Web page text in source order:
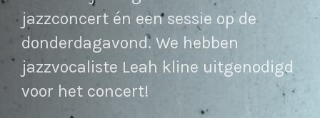
jazzconcert én een sessie op de
donderdagavond. We hebben
jazzvocaliste Leah kline uitgenodigd
voor het concert!